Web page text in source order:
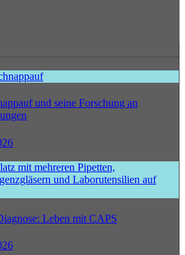
und seine Forschung an
Leben mit CAPS